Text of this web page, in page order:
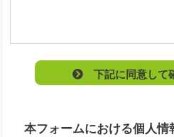
下記に同意して
本フォームにおける個人情